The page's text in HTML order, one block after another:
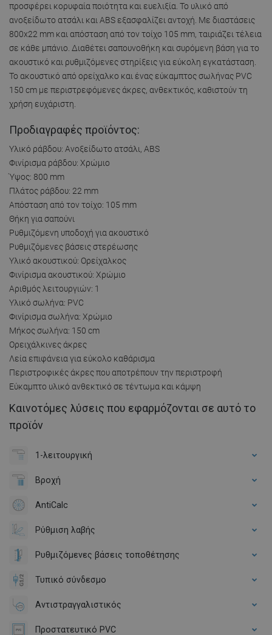
προσφέρει κορυφαία ποιότητα και ευελιξία. Το υλικό από
ανοξείδωτο ατσάλι και ABS εξασφαλίζει αντοχή. Με διαστάσεις
800x22 mm και απόσταση από τον τοίχο 105 mm, ταιριάζει τέλεια
σε κάθε μπάνιο. Διαθέτει σαπουνοθήκη και συρόμενη βάση για το
ακουστικό και ρυθμιζόμενες στηρίξεις για εύκολη εγκατάσταση.
Το ακουστικό από ορείχαλκο και ένας εύκαμπτος σωλήνας PVC
150 cm με περιστρεφόμενες άκρες, ανθεκτικός, καθιστούν τη
χρήση ευχάριστη.
Προδιαγραφές προϊόντος:
Υλικό ράβδου: Ανοξείδωτο ατσάλι, ABS
Φινίρισμα ράβδου: Χρώμιο
Ύψος: 800 mm
Πλάτος ράβδου: 22 mm
Απόσταση από τον τοίχο: 105 mm
Θήκη για σαπούνι
Ρυθμιζόμενη υποδοχή για ακουστικό
Ρυθμιζόμενες βάσεις στερέωσης
Υλικό ακουστικού: Ορείχαλκος
Φινίρισμα ακουστικού: Χρώμιο
Αριθμός λειτουργιών: 1
Υλικό σωλήνα: PVC
Φινίρισμα σωλήνα: Χρώμιο
Μήκος σωλήνα: 150 cm
Ορειχάλκινες άκρες
Λεία επιφάνεια για εύκολο καθάρισμα
Περιστροφικές άκρες που αποτρέπουν την περιστροφή
Εύκαμπτο υλικό ανθεκτικό σε τέντωμα και κάμψη
Καινοτόμες λύσεις που εφαρμόζονται σε αυτό το
προϊόν
1-λειτουργική
Βροχή
AntiCalc
Ρύθμιση λαβής
Ρυθμιζόμενες βάσεις τοποθέτησης
Τυπικό σύνδεσμο
Αντιστραγγαλιστικός
Προστατευτικό PVC